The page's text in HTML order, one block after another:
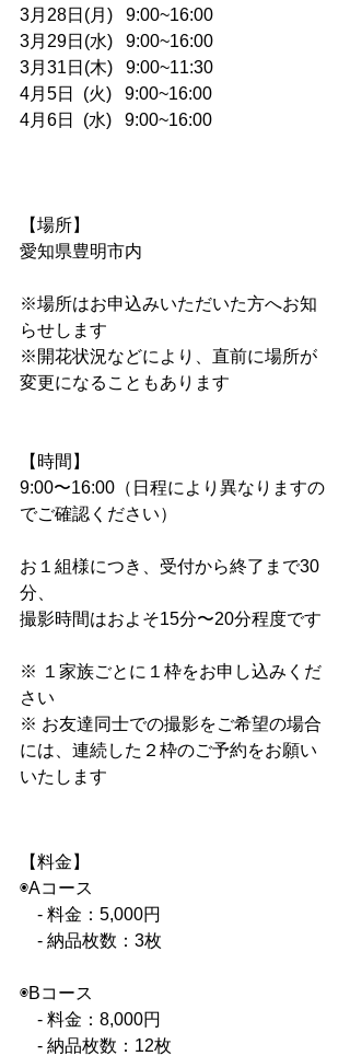
3月28日(月)   9:00~16:00
3月29日(水)   9:00~16:00
3月31日(木)   9:00~11:30
4月5日  (火)   9:00~16:00
4月6日  (水)   9:00~16:00
【場所】
愛知県豊明市内
※場所はお申込みいただいた方へお知
らせします
※開花状況などにより、直前に場所が
変更になることもあります
【時間】
9:00〜16:00（日程により異なりますの
でご確認ください）
お１組様につき、受付から終了まで30
分、
撮影時間はおよそ15分〜20分程度です
※ １家族ごとに１枠をお申し込みくだ
さい
※ お友達同士での撮影をご希望の場合
には、連続した２枠のご予約をお願い
いたします
【料金】
◉Aコース
- 料金：5,000円
- 納品枚数：3枚
◉Bコース
- 料金：8,000円
- 納品枚数：12枚